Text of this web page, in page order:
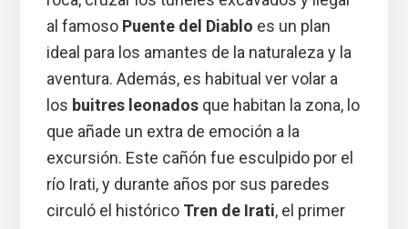
al famoso Puente del Diablo es un plan
ideal para los amantes de la naturaleza y la
aventura. Además, es habitual ver volar a
los buitres leonadosque habitan la zona, lo
que añade un extra de emoción a la
excursión. Este cañón fue esculpido por el
río Irati, y durante años por sus paredes
circuló el histórico Tren de Irati, el primer